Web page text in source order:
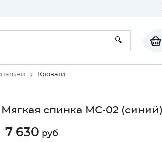
Кровати
Мягкая спинка МС-02 (синий)
7 630 руб.